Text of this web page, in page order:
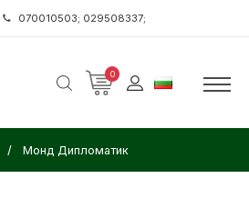
070010503; 029508337;
0
Монд Дипломатик